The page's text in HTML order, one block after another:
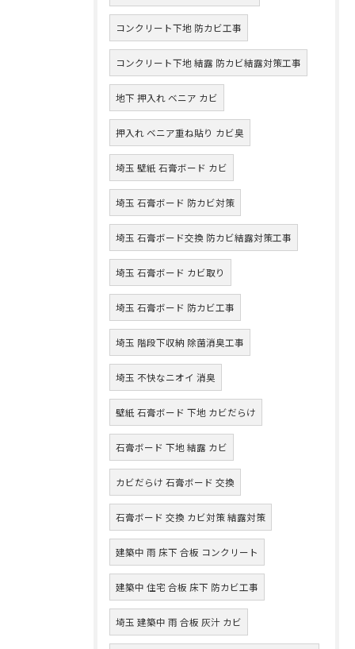
コンクリート下地 防カビ工事
コンクリート下地 結露 防カビ結露対策工事
地下 押入れ ベニア カビ
押入れ ベニア重ね貼り カビ臭
埼玉 壁紙 石膏ボード カビ
埼玉 石膏ボード 防カビ対策
埼玉 石膏ボード交換 防カビ結露対策工事
埼玉 石膏ボード カビ取り
埼玉 石膏ボード 防カビ工事
埼玉 階段下収納 除菌消臭工事
埼玉 不快なニオイ 消臭
壁紙 石膏ボード 下地 カビだらけ
石膏ボード 下地 結露 カビ
カビだらけ 石膏ボード 交換
石膏ボード 交換 カビ対策 結露対策
建築中 雨 床下 合板 コンクリート
建築中 住宅 合板 床下 防カビ工事
埼玉 建築中 雨 合板 灰汁 カビ